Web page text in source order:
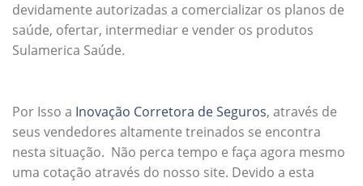
devidamente autorizadas a comercializar os planos de
saúde, ofertar, intermediar e vender os produtos
Sulamerica Saúde.
Por Isso a Inovação Corretora de Seguros, através de
seus vendedores altamente treinados se encontra
nesta situação. Não perca tempo e faça agora mesmo
uma cotação através do nosso site. Devido a esta